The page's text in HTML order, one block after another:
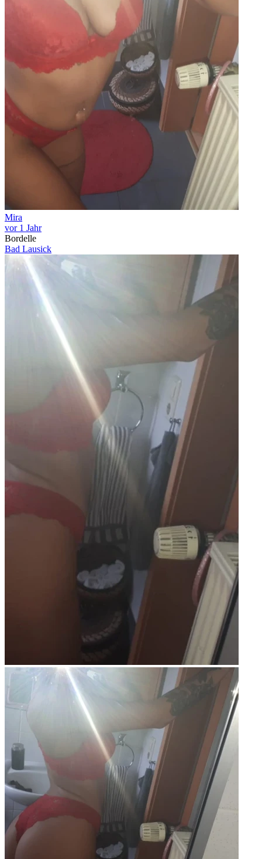
Mira
vor 1 Jahr
Bordelle
Bad Lausick